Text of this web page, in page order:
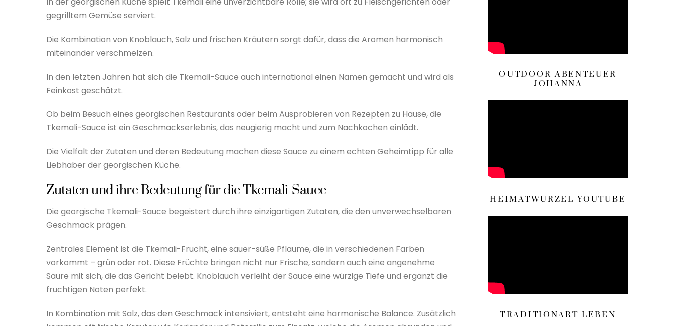
gegrilltem Gemüse serviert.
Die Kombination von Knoblauch, Salz und frischen Kräutern sorgt dafür, dass die Aromen harmonisch
miteinander verschmelzen.
In den letzten Jahren hat sich die Tkemali-Sauce auch international einen Namen gemacht und wird als
Feinkost geschätzt.
Ob beim Besuch eines georgischen Restaurants oder beim Ausprobieren von Rezepten zu Hause, die
Tkemali-Sauce ist ein Geschmackserlebnis, das neugierig macht und zum Nachkochen einlädt.
Die Vielfalt der Zutaten und deren Bedeutung machen diese Sauce zu einem echten Geheimtipp für alle
Liebhaber der georgischen Küche.
Zutaten und ihre Bedeutung für die Tkemali-Sauce
Die georgische Tkemali-Sauce begeistert durch ihre einzigartigen Zutaten, die den unverwechselbaren
Geschmack prägen.
Zentrales Element ist die Tkemali-Frucht, eine sauer-süße Pflaume, die in verschiedenen Farben
vorkommt – grün oder rot. Diese Früchte bringen nicht nur Frische, sondern auch eine angenehme
Säure mit sich, die das Gericht belebt. Knoblauch verleiht der Sauce eine würzige Tiefe und ergänzt die
fruchtigen Noten perfekt.
In Kombination mit Salz, das den Geschmack intensiviert, entsteht eine harmonische Balance. Zusätzlich
OUTDOOR ABENTEUER
JOHANNA
HEIMATWURZEL YOUTUBE
TRADITIONART LEBEN